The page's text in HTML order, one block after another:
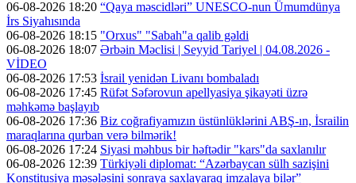
06-08-2026 18:20 “Qaya məscidləri” UNESCO-nun Ümumdünya
İrs Siyahısında
06-08-2026 18:15 "Orxus" "Sabah"a qalib gəldi
06-08-2026 18:07 Ərbəin Məclisi | Seyyid Tariyel | 04.08.2026 -
VİDEO
06-08-2026 17:53 İsrail yenidən Livanı bombaladı
06-08-2026 17:45 Rüfət Səfərovun apellyasiya şikayəti üzrə
məhkəmə başlayıb
06-08-2026 17:36 Biz coğrafiyamızın üstünlüklərini ABŞ-ın, İsrailin
maraqlarına qurban verə bilmərik!
06-08-2026 17:24 Siyasi məhbus bir həftədir "kars"da saxlanılır
06-08-2026 12:39 Türkiyəli diplomat: “Azərbaycan sülh sazişini
Konstitusiya məsələsini sonraya saxlayaraq imzalaya bilər”